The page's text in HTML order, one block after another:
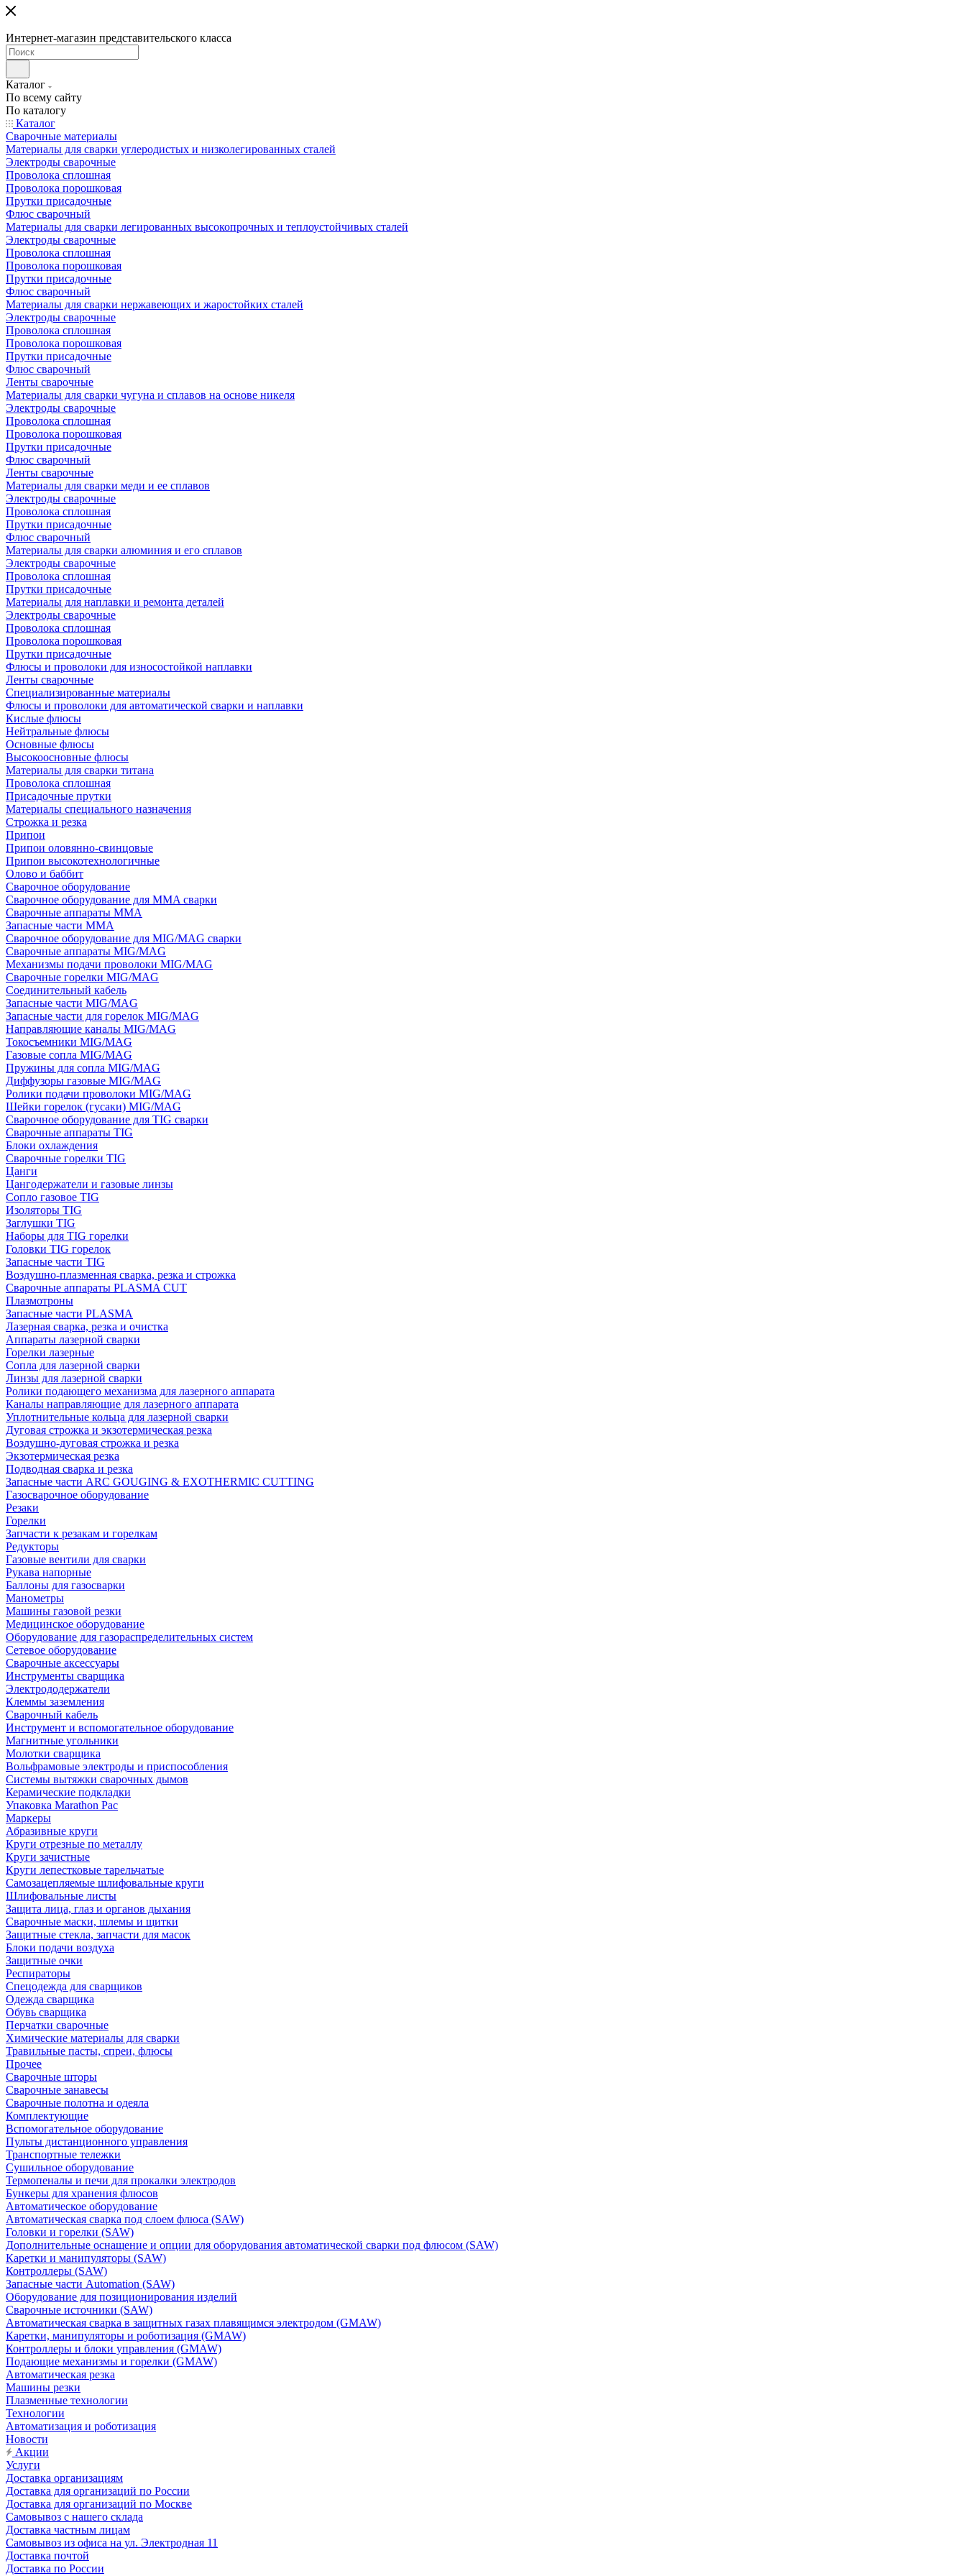
Интернет-магазин представительского класса
Каталог
По всему сайту
По каталогу
Каталог
Сварочные материалы
Материалы для сварки углеродистых и низколегированных сталей
Электроды сварочные
Проволока сплошная
Проволока порошковая
Прутки присадочные
Флюс сварочный
Материалы для сварки легированных высокопрочных и теплоустойчивых сталей
Электроды сварочные
Проволока сплошная
Проволока порошковая
Прутки присадочные
Флюс сварочный
Материалы для сварки нержавеющих и жаростойких сталей
Электроды сварочные
Проволока сплошная
Проволока порошковая
Прутки присадочные
Флюс сварочный
Ленты сварочные
Материалы для сварки чугуна и сплавов на основе никеля
Электроды сварочные
Проволока сплошная
Проволока порошковая
Прутки присадочные
Флюс сварочный
Ленты сварочные
Материалы для сварки меди и ее сплавов
Электроды сварочные
Проволока сплошная
Прутки присадочные
Флюс сварочный
Материалы для сварки алюминия и его сплавов
Электроды сварочные
Проволока сплошная
Прутки присадочные
Материалы для наплавки и ремонта деталей
Электроды сварочные
Проволока сплошная
Проволока порошковая
Прутки присадочные
Флюсы и проволоки для износостойкой наплавки
Ленты сварочные
Специализированные материалы
Флюсы и проволоки для автоматической сварки и наплавки
Кислые флюсы
Нейтральные флюсы
Основные флюсы
Высокоосновные флюсы
Материалы для сварки титана
Проволока сплошная
Присадочные прутки
Материалы специального назначения
Строжка и резка
Припои
Припои оловянно-свинцовые
Припои высокотехнологичные
Олово и баббит
Сварочное оборудование
Сварочное оборудование для MMA сварки
Сварочные аппараты MMA
Запасные части MMA
Сварочное оборудование для MIG/MAG сварки
Сварочные аппараты MIG/MAG
Механизмы подачи проволоки MIG/MAG
Сварочные горелки MIG/MAG
Соединительный кабель
Запасные части MIG/MAG
Запасные части для горелок MIG/MAG
Направляющие каналы MIG/MAG
Токосъемники MIG/MAG
Газовые сопла MIG/MAG
Пружины для сопла MIG/MAG
Диффузоры газовые MIG/MAG
Ролики подачи проволоки MIG/MAG
Шейки горелок (гусаки) MIG/MAG
Сварочное оборудование для TIG сварки
Сварочные аппараты TIG
Блоки охлаждения
Сварочные горелки TIG
Цанги
Цангодержатели и газовые линзы
Сопло газовое TIG
Изоляторы TIG
Заглушки TIG
Наборы для TIG горелки
Головки TIG горелок
Запасные части TIG
Воздушно-плазменная сварка, резка и строжка
Сварочные аппараты PLASMA CUT
Плазмотроны
Запасные части PLASMA
Лазерная сварка, резка и очистка
Аппараты лазерной сварки
Горелки лазерные
Сопла для лазерной сварки
Линзы для лазерной сварки
Ролики подающего механизма для лазерного аппарата
Каналы направляющие для лазерного аппарата
Уплотнительные кольца для лазерной сварки
Дуговая строжка и экзотермическая резка
Воздушно-дуговая строжка и резка
Экзотермическая резка
Подводная сварка и резка
Запасные части ARC GOUGING & EXOTHERMIC CUTTING
Газосварочное оборудование
Резаки
Горелки
Запчасти к резакам и горелкам
Редукторы
Газовые вентили для сварки
Рукава напорные
Баллоны для газосварки
Манометры
Машины газовой резки
Медицинское оборудование
Оборудование для газораспределительных систем
Сетевое оборудование
Сварочные аксессуары
Инструменты сварщика
Электрододержатели
Клеммы заземления
Сварочный кабель
Инструмент и вспомогательное оборудование
Магнитные угольники
Молотки сварщика
Вольфрамовые электроды и приспособления
Системы вытяжки сварочных дымов
Керамические подкладки
Упаковка Marathon Pac
Маркеры
Абразивные круги
Круги отрезные по металлу
Круги зачистные
Круги лепестковые тарельчатые
Самозацепляемые шлифовальные круги
Шлифовальные листы
Защита лица, глаз и органов дыхания
Сварочные маски, шлемы и щитки
Защитные стекла, запчасти для масок
Блоки подачи воздуха
Защитные очки
Респираторы
Спецодежда для сварщиков
Одежда сварщика
Обувь сварщика
Перчатки сварочные
Химические материалы для сварки
Травильные пасты, спреи, флюсы
Прочее
Сварочные шторы
Сварочные занавесы
Сварочные полотна и одеяла
Комплектующие
Вспомогательное оборудование
Пульты дистанционного управления
Транспортные тележки
Сушильное оборудование
Термопеналы и печи для прокалки электродов
Бункеры для хранения флюсов
Автоматическое оборудование
Автоматическая сварка под слоем флюса (SAW)
Головки и горелки (SAW)
Дополнительные оснащение и опции для оборудования автоматической сварки под флюсом (SAW)
Каретки и манипуляторы (SAW)
Контроллеры (SAW)
Запасные части Automation (SAW)
Оборудование для позиционирования изделий
Сварочные источники (SAW)
Автоматическая сварка в защитных газах плавящимся электродом (GMAW)
Каретки, манипуляторы и роботизация (GMAW)
Контроллеры и блоки управления (GMAW)
Подающие механизмы и горелки (GMAW)
Автоматическая резка
Машины резки
Плазменные технологии
Технологии
Автоматизация и роботизация
Новости
Акции
Услуги
Доставка организациям
Доставка для организаций по России
Доставка для организаций по Москве
Самовывоз с нашего склада
Доставка частным лицам
Самовывоз из офиса на ул. Электродная 11
Доставка почтой
Доставка по России